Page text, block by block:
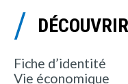
Fiche d’identité
Vie économique